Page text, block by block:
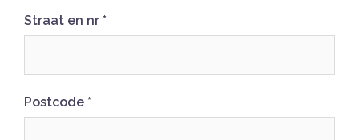
Straat en nr *
Postcode *